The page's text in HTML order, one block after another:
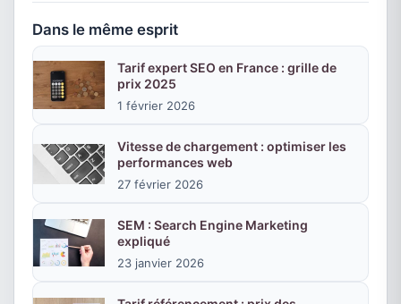
Dans le même esprit
Tarif expert SEO en France : grille de
prix 2025
1 février 2026
Vitesse de chargement : optimiser les
performances web
27 février 2026
SEM : Search Engine Marketing
expliqué
23 janvier 2026